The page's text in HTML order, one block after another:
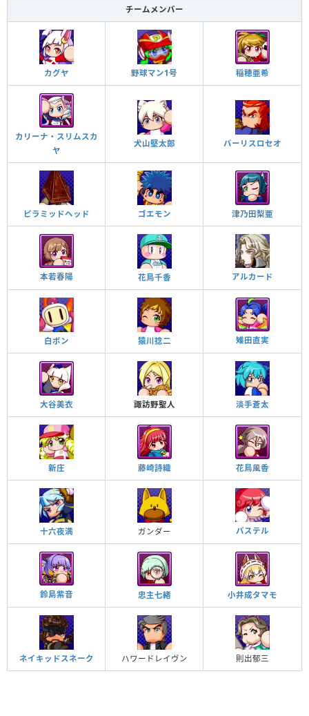
チームメンバー
カグヤ 野球マン1号 稲穂亜希
カリーナ・スリムスカ
ヤ
犬山堅太郎 バーリスロセオ
ピラミッドヘッド ゴエモン 津乃田梨亜
本若春陽 花鳥千香 アルカード
白ボン 猿川捻二 雉田直実
大谷美衣 諏訪野聖人 淡手蒼太
新庄 藤崎詩織 花鳥風香
十六夜満 ガンダー パステル
鈴島紫音 忠主七緒 小井成タマモ
ネイキッドスネーク ハワードレイヴン 則出郁三